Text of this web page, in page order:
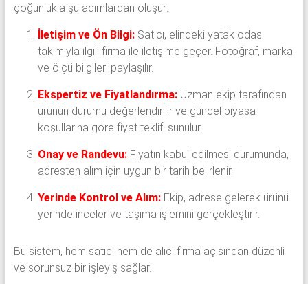
çoğunlukla şu adımlardan oluşur:
İletişim ve Ön Bilgi:Satıcı, elindeki yatak odası
takımıyla ilgili firma ile iletişime geçer. Fotoğraf, marka
ve ölçü bilgileri paylaşılır.
Ekspertiz ve Fiyatlandırma: Uzman ekip tarafından
ürünün durumu değerlendirilir ve güncel piyasa
koşullarına göre fiyat teklifi sunulur.
Onay ve Randevu:Fiyatın kabul edilmesi durumunda,
adresten alım için uygun bir tarih belirlenir.
Yerinde Kontrol ve Alım: Ekip, adrese gelerek ürünü
yerinde inceler ve taşıma işlemini gerçekleştirir.
Bu sistem, hem satıcı hem de alıcı firma açısından düzenli
ve sorunsuz bir işleyiş sağlar.